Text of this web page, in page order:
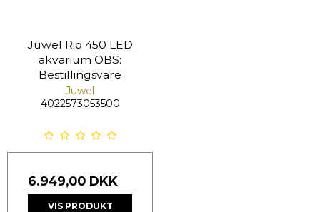
Juwel Rio 450 LED
akvarium OBS:
Bestillingsvare
Juwel
4022573053500
6.949,00 DKK
VIS PRODUKT